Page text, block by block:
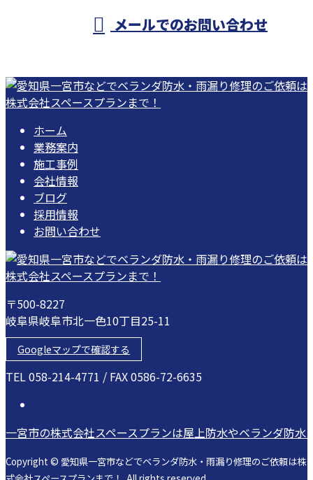
メールでのお問い合わせ
ホーム
業務案内
施工事例
会社情報
ブログ
採用情報
お問い合わせ
〒500-8227
岐阜県岐阜市北一色10丁目25-11
Googleマップで確認する
TEL 058-214-4771 / FAX 0586-72-6635
一宮市の株式会社スペースプランは屋上防水やベランダ防水
Copyright © 愛知県一宮市などでベランダ防水・雨漏り修理のご依頼は株